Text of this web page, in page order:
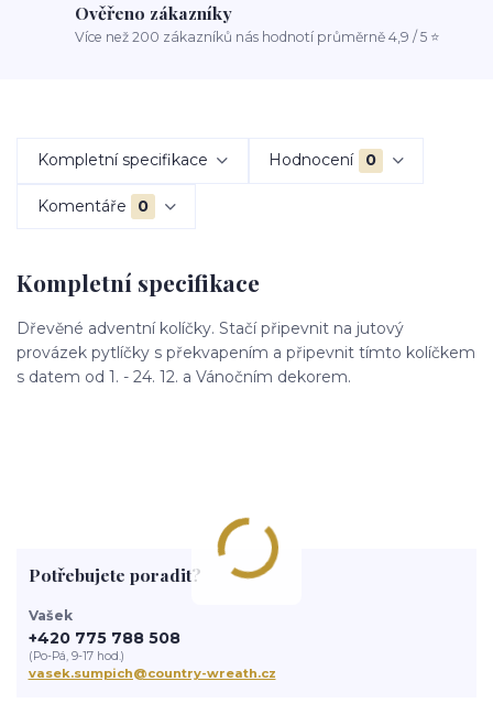
Ověřeno zákazníky
Více než 200 zákazníků nás hodnotí průměrně 4,9 / 5 ⭐
Kompletní specifikace Hodnocení 0
Komentáře 0
Kompletní specifikace
Dřevěné adventní kolíčky. Stačí připevnit na jutový
provázek pytlíčky s překvapením a připevnit tímto kolíčkem
s datem od 1. - 24. 12. a Vánočním dekorem.
Potřebujete poradit?
Vašek
+420 775 788 508
(Po-Pá, 9-17 hod.)
vasek.sumpich@country-wreath.cz